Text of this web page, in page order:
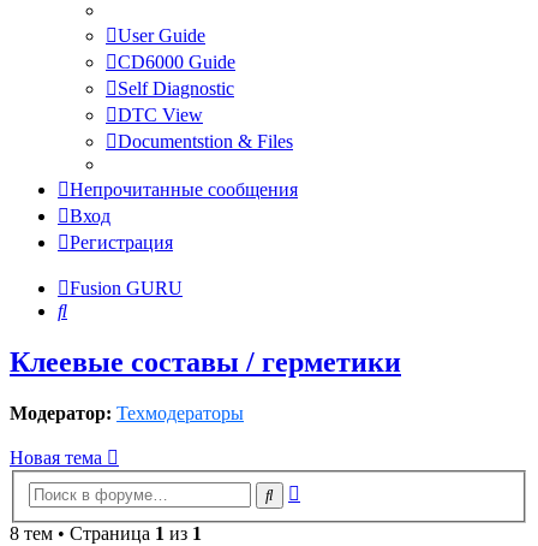
User Guide
CD6000 Guide
Self Diagnostic
DTC View
Documentstion & Files
Непрочитанные сообщения
Вход
Регистрация
Fusion GURU
Поиск
Клеевые составы / герметики
Модератор: Техмодераторы
Новая тема
Поиск
8 тем • Страница 1 из 1